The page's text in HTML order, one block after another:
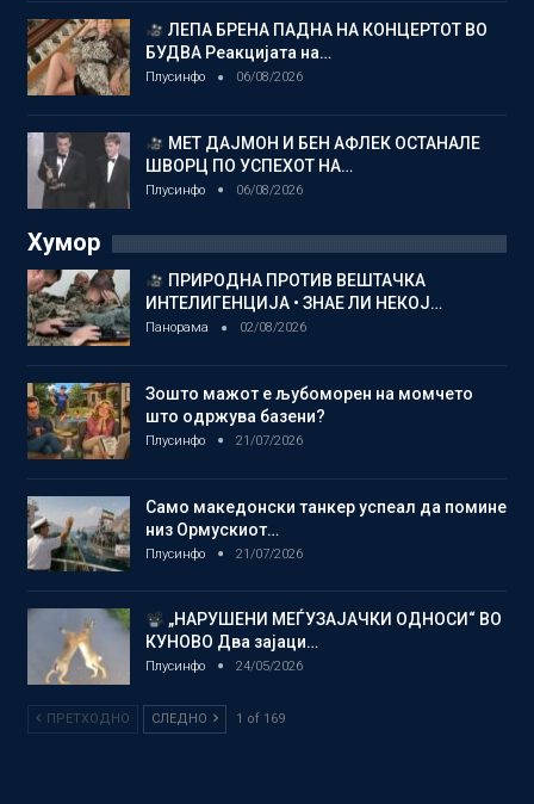
ЛЕПА БРЕНА ПАДНА НА КОНЦЕРТОТ ВО
БУДВА Реакцијата на…
Плусинфо 06/08/2026
МЕТ ДАЈМОН И БЕН АФЛЕК ОСТАНАЛЕ
ШВОРЦ ПО УСПЕХОТ НА…
Плусинфо 06/08/2026
Хумор
ПРИРОДНА ПРОТИВ ВЕШТАЧКА
ИНТЕЛИГЕНЦИЈА • ЗНАЕ ЛИ НЕКОЈ…
Панорама 02/08/2026
Зошто мажот е љубоморен на момчето
што одржува базени?
Плусинфо 21/07/2026
Само македонски танкер успеал да помине
низ Ормускиот…
Плусинфо 21/07/2026
„НАРУШЕНИ МЕЃУЗАЈАЧКИ ОДНОСИ“ ВО
КУНОВО Два зајаци…
Плусинфо 24/05/2026
ПРЕТХОДНО СЛЕДНО 1 of 169